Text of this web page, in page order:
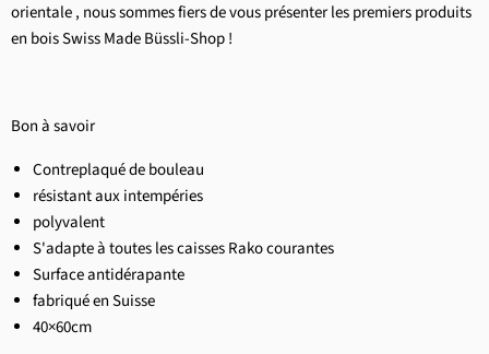
orientale, nous sommes fiers de vous présenter les premiers produits
en bois Swiss Made Büssli-Shop !
Bon à savoir
Contreplaqué de bouleau
résistant aux intempéries
polyvalent
S'adapte à toutes les caisses Rako courantes
Surface antidérapante
fabriqué en Suisse
40×60cm